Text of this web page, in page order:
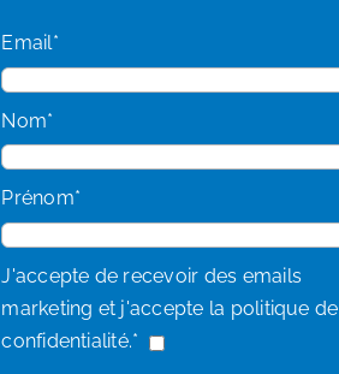
Email*
Nom*
Prénom*
J'accepte de recevoir des emails
marketing et j'accepte la politique de
confidentialité.*